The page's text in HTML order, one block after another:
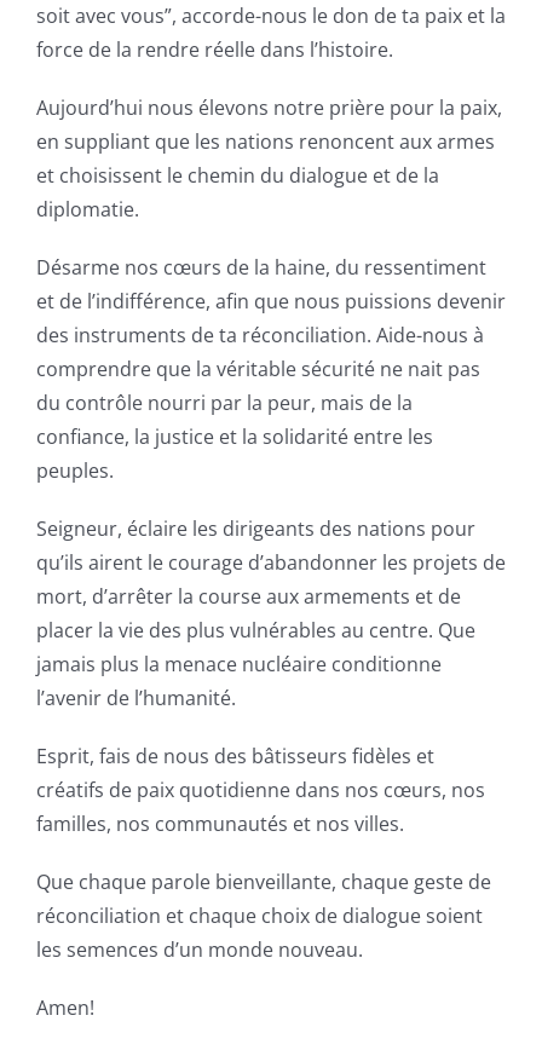
soit avec vous”, accorde-nous le don de ta paix et la
force de la rendre réelle dans l’histoire.
Aujourd’hui nous élevons notre prière pour la paix,
en suppliant que les nations renoncent aux armes
et choisissent le chemin du dialogue et de la
diplomatie.
Désarme nos cœurs de la haine, du ressentiment
et de l’indifférence, afin que nous puissions devenir
des instruments de ta réconciliation. Aide-nous à
comprendre que la véritable sécurité ne nait pas
du contrôle nourri par la peur, mais de la
confiance, la justice et la solidarité entre les
peuples.
Seigneur, éclaire les dirigeants des nations pour
qu’ils airent le courage d’abandonner les projets de
mort, d’arrêter la course aux armements et de
placer la vie des plus vulnérables au centre. Que
jamais plus la menace nucléaire conditionne
l’avenir de l’humanité.
Esprit, fais de nous des bâtisseurs fidèles et
créatifs de paix quotidienne dans nos cœurs, nos
familles, nos communautés et nos villes.
Que chaque parole bienveillante, chaque geste de
réconciliation et chaque choix de dialogue soient
les semences d’un monde nouveau.
Amen!